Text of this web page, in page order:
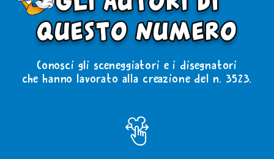
questo numero
Conosci gli sceneggiatori e i disegnatori
che hanno lavorato alla creazione del n. 3523.